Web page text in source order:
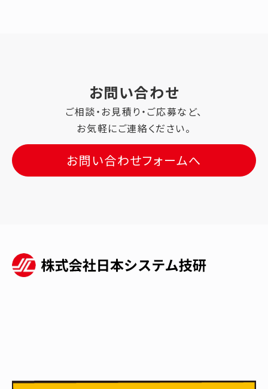
お問い合わせ
ご相談・お見積り・ご応募など、
お気軽にご連絡ください。
お問い合わせフォームへ